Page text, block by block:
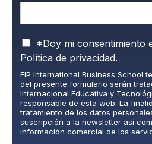
P
o
l
í
t
i
c
a
d
*Doy mi consentimiento
Política de privacidad.
EIP International Business School
del presente formulario serán
Internacional Educativa y
responsable de esta web. La
tratamiento de los datos
suscripción a la newsletter así
información comercial de los